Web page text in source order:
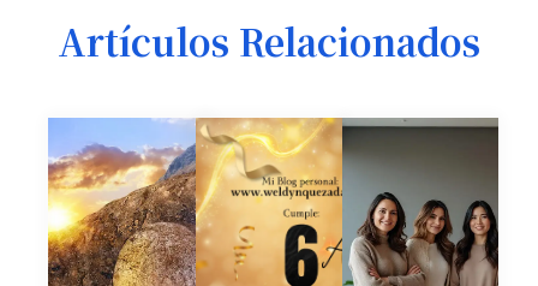
Artículos Relacionados